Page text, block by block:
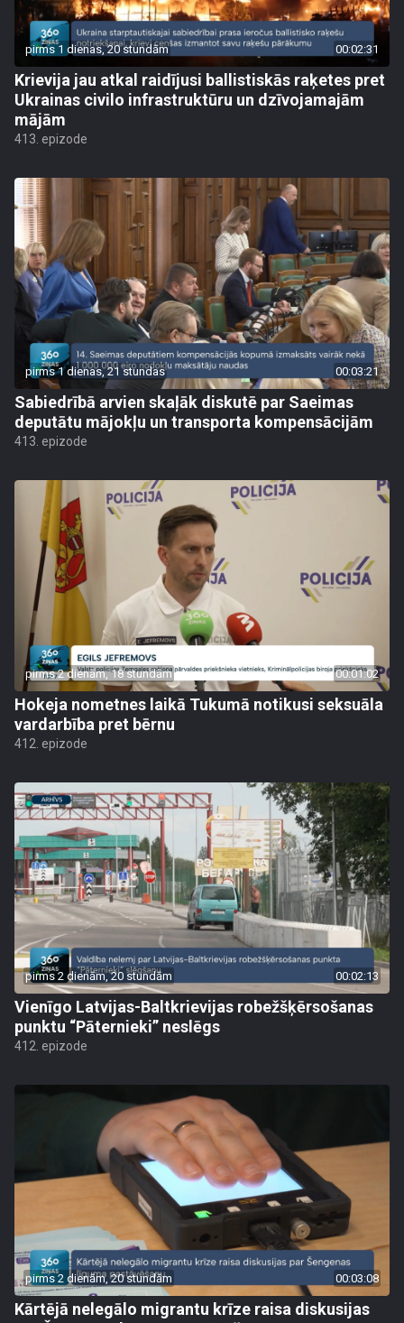
pirms 1 dienas, 20 stundām 00:02:31
Krievija jau atkal raidījusi ballistiskās raķetes pret
Ukrainas civilo infrastruktūru un dzīvojamajām
mājām
413. epizode
pirms 1 dienas, 21 stundas 00:03:21
Sabiedrībā arvien skaļāk diskutē par Saeimas
deputātu mājokļu un transporta kompensācijām
413. epizode
pirms 2 dienām, 18 stundām 00:01:02
Hokeja nometnes laikā Tukumā notikusi seksuāla
vardarbība pret bērnu
412. epizode
pirms 2 dienām, 20 stundām 00:02:13
Vienīgo Latvijas-Baltkrievijas robežšķērsošanas
punktu “Pāternieki” neslēgs
412. epizode
pirms 2 dienām, 20 stundām 00:03:08
Kārtējā nelegālo migrantu krīze raisa diskusijas